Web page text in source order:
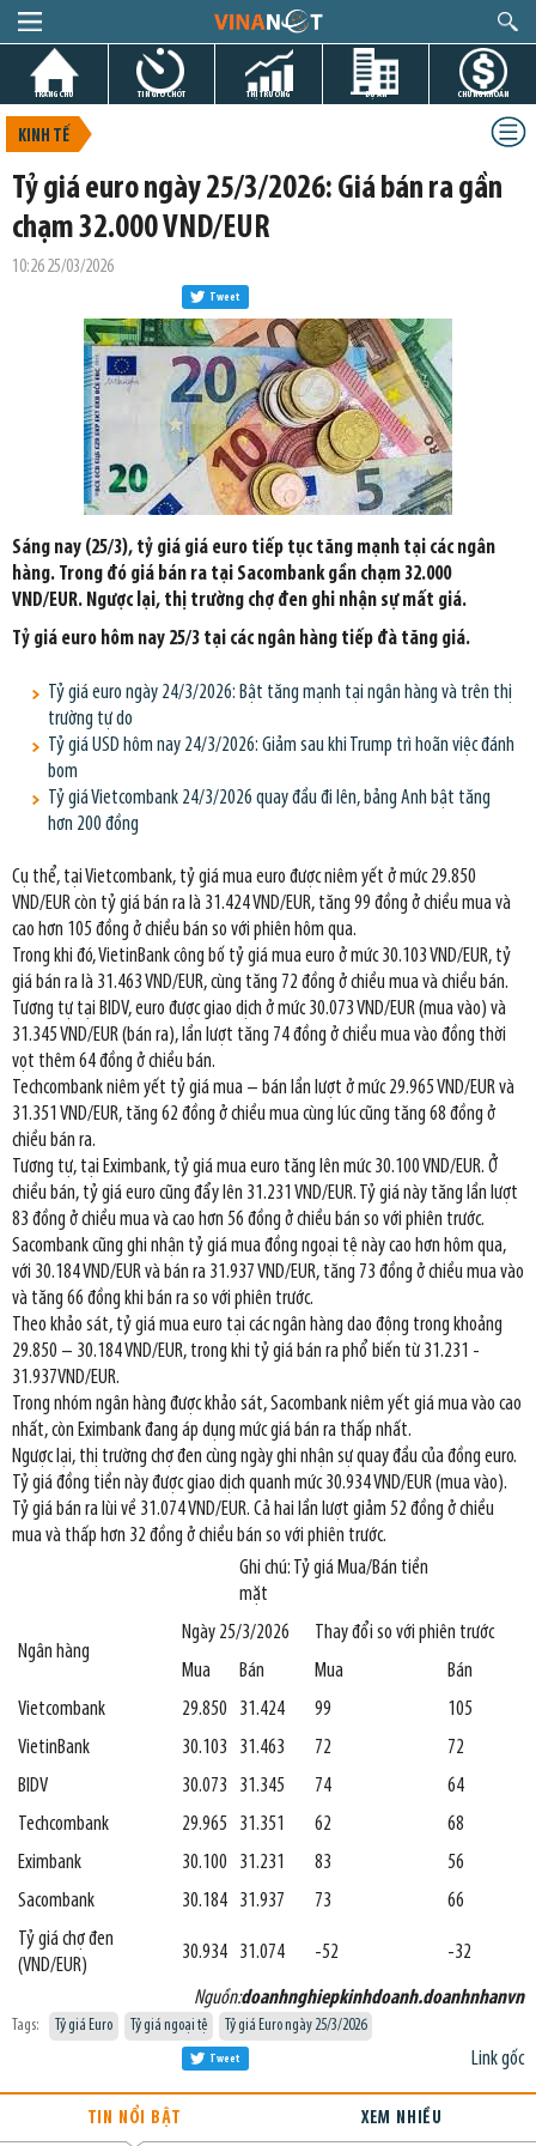
TRANG CHỦ TIN GIỜ CHÓT THỊ TRƯỜNG DỰ ÁN CHỨNG KHOÁN
KINH TẾ
Tỷ giá euro ngày 25/3/2026: Giá bán ra gần
chạm 32.000 VND/EUR
10:26 25/03/2026
Tweet
Sáng nay (25/3), tỷ giá giá euro tiếp tục tăng mạnh tại các ngân
hàng. Trong đó giá bán ra tại Sacombank gần chạm 32.000
VND/EUR. Ngược lại, thị trường chợ đen ghi nhận sự mất giá.
Tỷ giá euro hôm nay 25/3 tại các ngân hàng tiếp đà tăng giá.
Tỷ giá euro ngày 24/3/2026: Bật tăng mạnh tại ngân hàng và trên thị
trường tự do
Tỷ giá USD hôm nay 24/3/2026: Giảm sau khi Trump trì hoãn việc đánh
bom
Tỷ giá Vietcombank 24/3/2026 quay đầu đi lên, bảng Anh bật tăng
hơn 200 đồng
Cụ thể, tại Vietcombank, tỷ giá mua euro được niêm yết ở mức 29.850
VND/EUR còn tỷ giá bán ra là 31.424 VND/EUR, tăng 99 đồng ở chiều mua và
cao hơn 105 đồng ở chiều bán so với phiên hôm qua.
Trong khi đó, VietinBank công bố tỷ giá mua euro ở mức 30.103 VND/EUR, tỷ
giá bán ra là 31.463 VND/EUR, cùng tăng 72 đồng ở chiều mua và chiều bán.
Tương tự tại BIDV, euro được giao dịch ở mức 30.073 VND/EUR (mua vào) và
31.345 VND/EUR (bán ra), lần lượt tăng 74 đồng ở chiều mua vào đồng thời
vọt thêm 64 đồng ở chiều bán.
Techcombank niêm yết tỷ giá mua – bán lần lượt ở mức 29.965 VND/EUR và
31.351 VND/EUR, tăng 62 đồng ở chiều mua cùng lúc cũng tăng 68 đồng ở
chiều bán ra.
Tương tự, tại Eximbank, tỷ giá mua euro tăng lên mức 30.100 VND/EUR. Ở
chiều bán, tỷ giá euro cũng đẩy lên 31.231 VND/EUR. Tỷ giá này tăng lần lượt
83 đồng ở chiều mua và cao hơn 56 đồng ở chiều bán so với phiên trước.
Sacombank cũng ghi nhận tỷ giá mua đồng ngoại tệ này cao hơn hôm qua,
với 30.184 VND/EUR và bán ra 31.937 VND/EUR, tăng 73 đồng ở chiều mua vào
và tăng 66 đồng khi bán ra so với phiên trước.
Theo khảo sát, tỷ giá mua euro tại các ngân hàng dao động trong khoảng
29.850 – 30.184 VND/EUR, trong khi tỷ giá bán ra phổ biến từ 31.231 -
31.937VND/EUR.
Trong nhóm ngân hàng được khảo sát, Sacombank niêm yết giá mua vào cao
nhất, còn Eximbank đang áp dụng mức giá bán ra thấp nhất.
Ngược lại, thị trường chợ đen cùng ngày ghi nhận sự quay đầu của đồng euro.
Tỷ giá đồng tiền này được giao dịch quanh mức 30.934 VND/EUR (mua vào).
Tỷ giá bán ra lùi về 31.074 VND/EUR. Cả hai lần lượt giảm 52 đồng ở chiều
mua và thấp hơn 32 đồng ở chiều bán so với phiên trước.
Ghi chú: Tỷ giá Mua/Bán tiền
mặt
Ngân hàng
Ngày 25/3/2026
Thay đổi so với phiên trước
Mua
Bán Mua
Bán
Vietcombank
29.850 31.424 99
105
VietinBank
30.103 31.463 72
72
BIDV
30.073 31.345 74
64
Techcombank
29.965 31.351 62
68
Eximbank
30.100 31.231 83
56
Sacombank
30.184 31.937 73
66
Tỷ giá chợ đen
(VND/EUR)
30.934 31.074 -52 -32
Nguồn:doanhnghiepkinhdoanh.doanhnhanvn
Tags: Tỷ giá Euro Tỷ giá ngoại tệ Tỷ giá Euro ngày 25/3/2026
Link gốc
Tweet
TIN NỔI BẬT XEM NHIỀU